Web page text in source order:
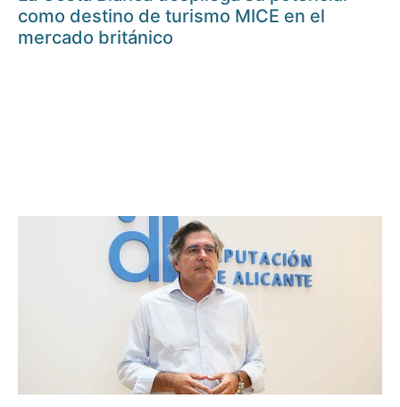
como destino de turismo MICE en el
mercado británico